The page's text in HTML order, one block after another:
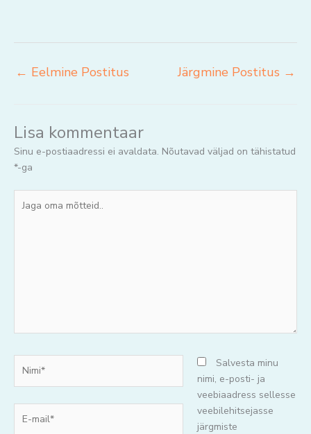
← Eelmine Postitus Järgmine Postitus →
Lisa kommentaar
Sinu e-postiaadressi ei avaldata. Nõutavad väljad on tähistatud
*-ga
oma
mail*
Salvesta minu
nimi, e-posti- ja
veebiaadress sellesse
veebilehitsejasse
järgmiste